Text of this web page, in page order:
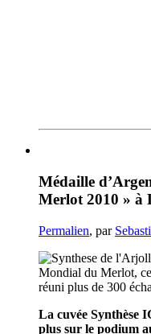
Médaille
Merlot 2010 » à
Permalien, par
Mondial du Merlot,
réuni plus de 300
La cuvée Synthèse
plus sur le podium